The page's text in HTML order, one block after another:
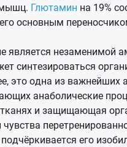
Глютамин на 19%
основным
является незаменимой
синтезироваться
это одна из важнейших
анаболические
и защищающая
чувства
его